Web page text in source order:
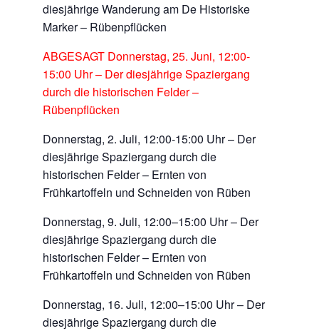
diesjährige Wanderung am De Historiske
Marker – Rübenpflücken
ABGESAGT Donnerstag, 25. Juni, 12:00-
15:00 Uhr – Der diesjährige Spaziergang
durch die historischen Felder –
Rübenpflücken
Donnerstag, 2. Juli, 12:00-15:00 Uhr – Der
diesjährige Spaziergang durch die
historischen Felder – Ernten von
Frühkartoffeln und Schneiden von Rüben
Donnerstag, 9. Juli, 12:00–15:00 Uhr – Der
diesjährige Spaziergang durch die
historischen Felder – Ernten von
Frühkartoffeln und Schneiden von Rüben
Donnerstag, 16. Juli, 12:00–15:00 Uhr – Der
diesjährige Spaziergang durch die